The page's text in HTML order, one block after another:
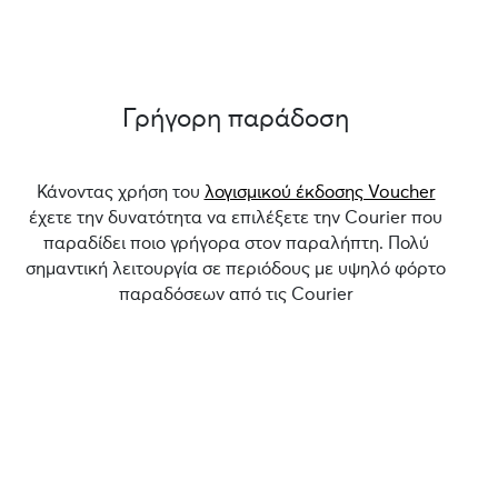
Γρήγορη παράδοση
Κάνοντας χρήση του λογισμικού έκδοσης Voucher
έχετε την δυνατότητα να επιλέξετε την Courier που
παραδίδει ποιο γρήγορα στον παραλήπτη. Πολύ
σημαντική λειτουργία σε περιόδους με υψηλό φόρτο
παραδόσεων από τις Courier